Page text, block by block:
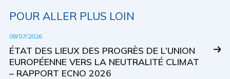
POUR ALLER PLUS LOIN
08/07/2026
ÉTAT DES LIEUX DES PROGRÈS DE L’UNION
EUROPÉENNE VERS LA NEUTRALITÉ CLIMAT
– RAPPORT ECNO 2026